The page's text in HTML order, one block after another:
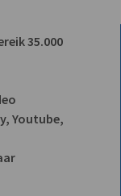
35.000
Youtube,